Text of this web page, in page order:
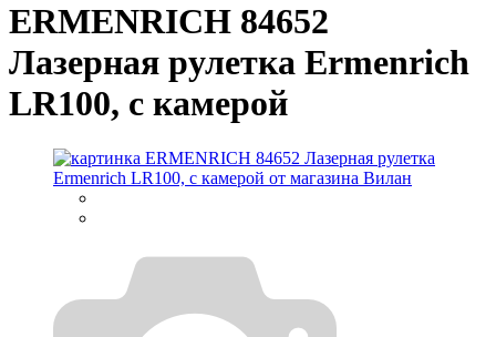
ERMENRICH 84652
Лазерная рулетка Ermenrich
LR100, с камерой